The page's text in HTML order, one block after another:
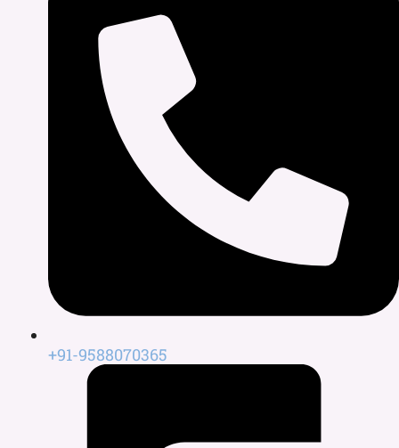
+91-9588070365